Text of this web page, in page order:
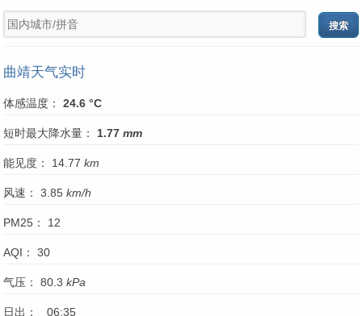
曲靖天气实时
体感温度： 24.6 °C
短时最大降水量： 1.77 mm
能见度： 14.77 km
风速： 3.85 km/h
PM25： 12
AQI： 30
气压： 80.3 kPa
日出： 06:35